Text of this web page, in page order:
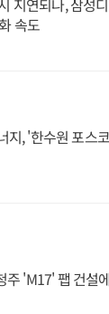
지연되나, 삼성
속도
지, '한수원 포스
주 'M17' 팹 건설